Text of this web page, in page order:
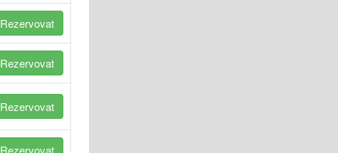
Rezervovat
Rezervovat
Rezervovat
Rezervovat